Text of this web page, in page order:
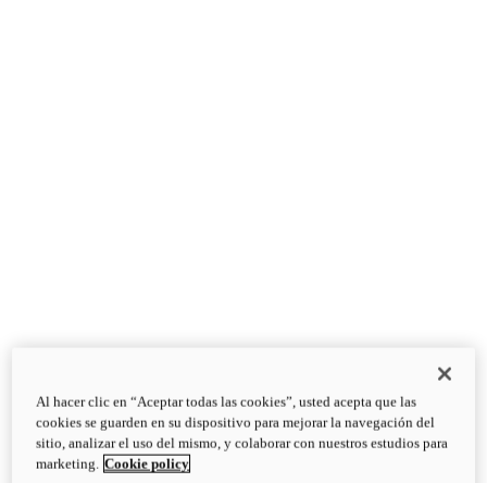
Diavel
V4
Diavel V4
Al hacer clic en “Aceptar todas las cookies”, usted acepta que las
cookies se guarden en su dispositivo para mejorar la navegación del
sitio, analizar el uso del mismo, y colaborar con nuestros estudios para
marketing. Cookie policy